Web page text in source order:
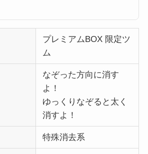
プレミアムBOX 限定ツ
ム
なぞった方向に消す
よ！
ゆっくりなぞると太く
消すよ！
特殊消去系